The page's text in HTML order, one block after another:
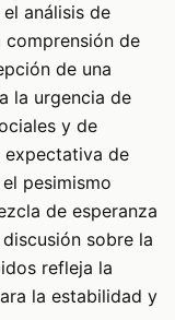
análisis de
de
de una
la urgencia de
y de
expectativa de
pesimismo
de esperanza
sobre la
refleja la
la estabilidad y